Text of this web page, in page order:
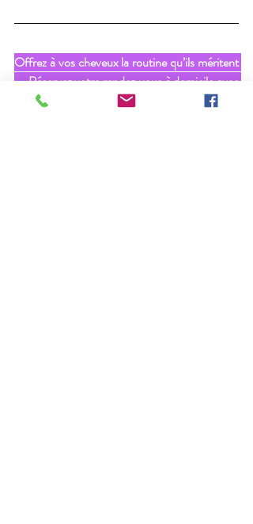
Offrez à vos cheveux la routine qu’ils méritent
— Réservez votre rendez‑vous à domicile avec
Camille de Beauté Coiffure et retrouvez des